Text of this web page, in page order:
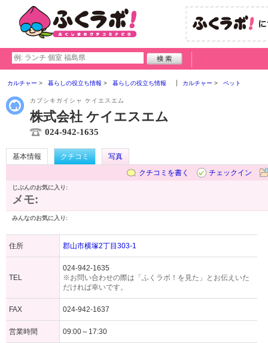
カルチャー 暮らしの役立ち情報 暮らしの役立ち情報 カルチャー ペット
カブシキガイシャ ケイエスエム
株式会社 ケイエスエム
024-942-1635
基本情報 クチコミ
写真
クチコミを書く
チェックイン
じぶんのお気に入り:
メモ:
みんなのお気に入り:
住所 郡山市横塚2丁目303-1
TEL
024-942-1635
※お問い合わせの際は「ふくラボ！を見た」とお伝えいた
だければ幸いです。
FAX 024-942-1637
営業時間 09:00～17:30